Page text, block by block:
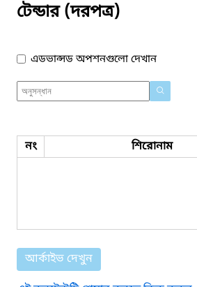
টেন্ডার (দরপত্র)
এডভান্সড অপশনগুলো দেখান
নং শিরোনাম
আর্কাইভ দেখুন